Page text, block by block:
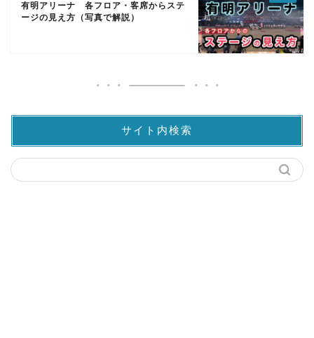
有明アリーナ 各フロア・客席からステ
ージの見え方（写真で解説）
サイト内検索